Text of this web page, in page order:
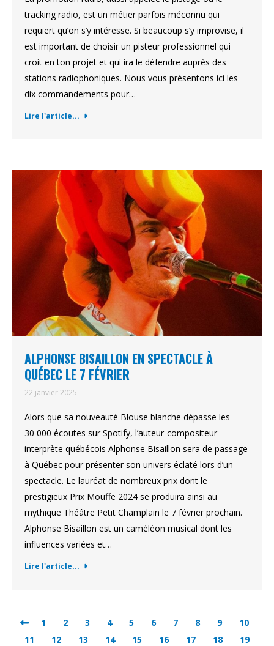
tracking radio, est un métier parfois méconnu qui
requiert qu’on s’y intéresse. Si beaucoup s’y improvise, il
est important de choisir un pisteur professionnel qui
croit en ton projet et qui ira le défendre auprès des
stations radiophoniques. Nous vous présentons ici les
dix commandements pour…
Lire l'article...
ALPHONSE BISAILLON EN SPECTACLE À
QUÉBEC LE 7 FÉVRIER
22 janvier 2025
Alors que sa nouveauté Blouse blanche dépasse les
30 000 écoutes sur Spotify, l’auteur-compositeur-
interprète québécois Alphonse Bisaillon sera de passage
à Québec pour présenter son univers éclaté lors d’un
spectacle. Le lauréat de nombreux prix dont le
prestigieux Prix Mouffe 2024 se produira ainsi au
mythique Théâtre Petit Champlain le 7 février prochain.
Alphonse Bisaillon est un caméléon musical dont les
influences variées et…
Lire l'article...
1 2 3 4 5 6 7 8 9
10
11
12 13 14 15 16 17 18
19